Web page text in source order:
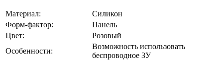
Материал:
Силикон
Форм-фактор:
Панель
Цвет:
Розовый
Особенности:
Возможность использовать
беспроводное ЗУ